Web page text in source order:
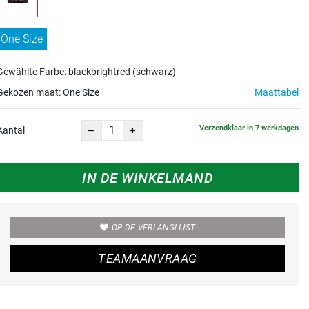
One Size
Farbe: blackbrightred (schwarz)
maat:One Size Maattabel
Verzendklaar in 7 werkdagen
IN DE WINKELMAND
OP DE VERLANGLIJST
TEAMAANVRAAG